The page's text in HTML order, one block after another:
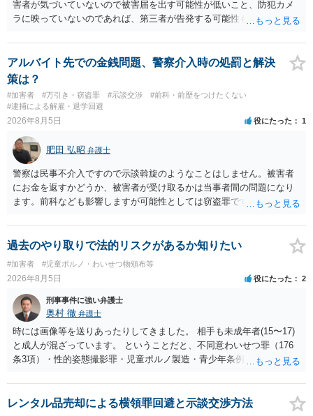
害者が気づいていないので被害届を出す可能性が低いこと、防犯カメ
ラに映っていないのであれば、第三者が告発する可能性も低いこと、
座る女性を盗撮(全体像写真1枚と5秒程度の動画)してしまいました。下
着や胸など強調したものではありません。」とありますが、少なくと
も捜査段階では性的姿態等撮影罪の被疑事実で逮捕勾留されるケース
が私の弁護経験では多くなった印象です（最終的には不起訴ないし各
都道府県の迷惑防止条例違反になることもあります）。2度としないこ
とをお勧めいたします。ご参考にしてください。
アルバイト先での金銭問題、警察介入時の処罰と解決
策は？
#加害者 #万引き・窃盗罪 #示談交渉
#前科・前歴をつけたくない
#逮捕による解雇・退学回避
2026年8月5日 役にたった 1
肥田 弘昭 弁護士
警察は民事不介入ですので示談斡旋のようなことはしません。被害者
にお金を返すかどうか、被害者が受け取るかは当事者間の問題になり
ます。前科なども影響しますが可能性としては窃盗罪ですので、逮捕
過去のやり取りで法的リスクがあるか知りたい
#加害者 #児童ポルノ・わいせつ物頒布等
2026年8月5日 役にたった 2
刑事事件に強い弁護士
奥村 徹 弁護士
時には画像等を送りあったりしてきました。 相手も未成年者(15〜17)
と成人が混ざっています。 ということだと、不同意わいせつ罪（176
条3項）・性的姿態撮影罪・児童ポルノ製造・青少年条例違反（わいせ
で、警察にバレれば、それなりの捜査を受けるでしょう。
レンタル品売却による横領罪回避と示談交渉方法